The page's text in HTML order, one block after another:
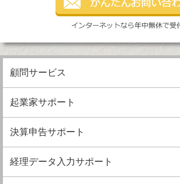
顧問サービス
起業家サポート
決算申告サポート
経理データ入力サポート